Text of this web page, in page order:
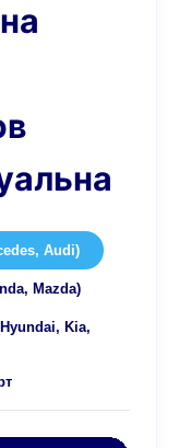
Audi)
Mazda)
Kia,